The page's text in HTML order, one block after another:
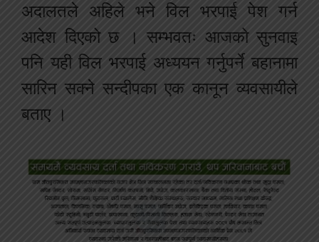
अदालतले अहिले भने विल भरपाई पेश गर्न
आदेश दिएको छ । सम्भवतः आजको सुनवाइ
पनि यही विल भरपाई अध्ययन गर्नुपर्ने बहानामा
सारिन सक्ने सन्दीपका एक कानून व्यवसायीले
बताए ।